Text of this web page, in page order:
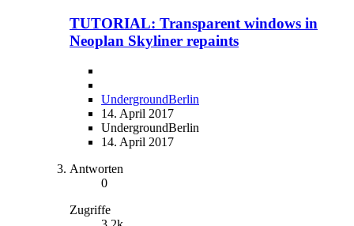
TUTORIAL: Transparent windows in
Neoplan Skyliner repaints
UndergroundBerlin
14. April 2017
UndergroundBerlin
14. April 2017
Antworten
0
Zugriffe